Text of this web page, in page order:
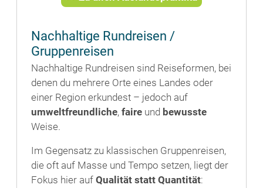
Nachhaltige Rundreisen /
Gruppenreisen
Nachhaltige Rundreisen sind Reiseformen, bei
denen du mehrere Orte eines Landes oder
einer Region erkundest – jedoch auf
umweltfreundliche, faire und bewusste
Weise.
Im Gegensatz zu klassischen Gruppenreisen,
die oft auf Masse und Tempo setzen, liegt der
Fokus hier auf Qualität statt Quantität: